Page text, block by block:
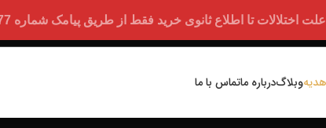
تا اطلاع ثانوی خرید فقط از طریق پیامک شماره 09352200077 امکان پذیر است.
وبلاگدرباره ماتماس با ما